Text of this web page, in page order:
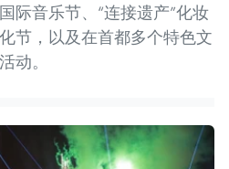
际音乐节、“连接遗产”化妆
节，以及在首都多个特色文
动。